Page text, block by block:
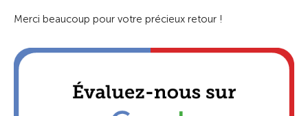
Merci beaucoup pour votre précieux retour !